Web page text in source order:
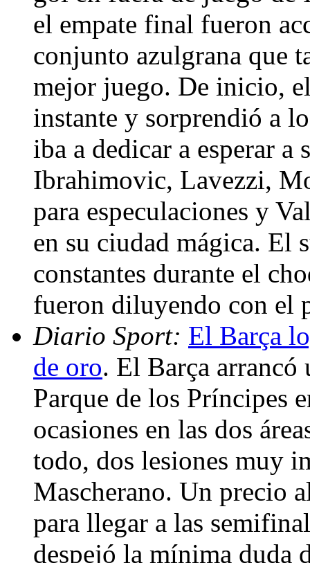
el empate final fueron
conjunto azulgrana que
mejor juego. De inicio,
instante y sorprendió a
iba a dedicar a esperar
Ibrahimovic, Lavezzi,
para especulaciones y
en su ciudad mágica. El
constantes durante el
fueron diluyendo con el
Diario Sport: El Barça
de oro. El Barça arrancó
Parque de los Príncipes
ocasiones en las dos
todo, dos lesiones muy
Mascherano. Un precio
para llegar a las
despejó la mínima duda